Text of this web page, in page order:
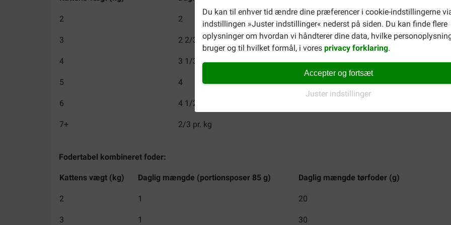
Du kan til enhver tid ændre dine præferencer i cookie-indstillingerne
indstillingen »Juster indstillinger« nederst på siden. Du kan finde flere
oplysninger om hvordan vi håndterer dine data, hvilke
bruger og til hvilket formål, i vores privacy forklaring.
Accepter og fortsæt
Juster indstillinger
2 2
3 2 2/3
4 3 1/3
5 4
6 4 1/2
7+ 2/3 pr. kg
Fodertabel kombineret foder:
Kattens vægt (kg) Daglig mængde (portionsposer 85 g) Daglig mængde tørfoder (g)
2 1 20
3 1 30